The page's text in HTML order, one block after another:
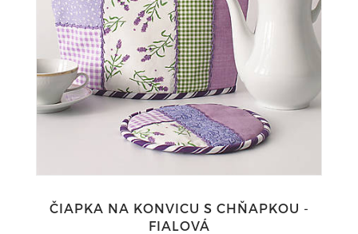
ČIAPKA NA KONVICU S CHŇAPKOU -
FIALOVÁ